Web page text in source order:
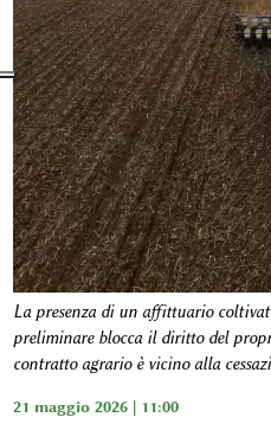
La presenza di un affittuario
preliminare blocca il diritto del
contratto agrario è vicino alla
21 maggio 2026 | 11:00